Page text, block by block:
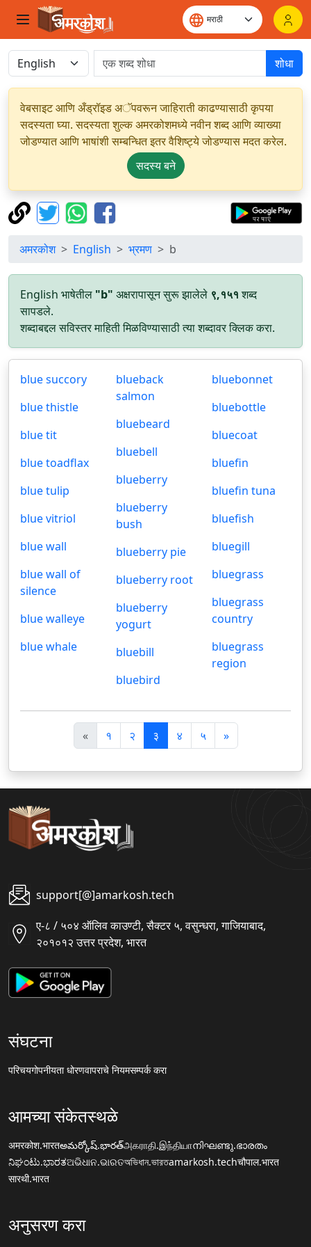
शोधा
वेबसाइट आणि अँड्रॉइड अॅपवरून जाहिराती काढण्यासाठी कृपया
सदस्यता घ्या. सदस्यता शुल्क अमरकोशमध्ये नवीन शब्द आणि व्याख्या
जोडण्यात आणि भाषांशी सम्बन्धित इतर वैशिष्ट्ये जोडण्यास मदत करेल.
सदस्य बने
अमरकोश English भ्रमण b
English भाषेतील "b" अक्षरापासून सुरू झालेले ९,१५१शब्द
सापडले.
शब्दाबद्दल सविस्तर माहिती मिळविण्यासाठी त्या शब्दावर क्लिक करा.
blue succory
blue thistle
blue tit
blue toadflax
blue tulip
blue vitriol
blue wall
blue wall of
silence
blue walleye
blue whale
blueback
salmon
bluebeard
bluebell
blueberry
blueberry
bush
blueberry pie
blueberry root
blueberry
yogurt
bluebill
bluebird
bluebonnet
bluebottle
bluecoat
bluefin
bluefin tuna
bluefish
bluegill
bluegrass
bluegrass
country
bluegrass
region
«पि
छ
ला
१ २ ३ ४ ५ »अ
ग
ला
support[@]amarkosh.tech
ए-८ / ५०४ ऑलिव काउण्टी, सैक्टर ५, वसुन्धरा, गाजियाबाद,
२०१०१२ उत्तर प्रदेश, भारत
संघटना
परिचयगोपनीयता धोरणवापराचे नियमसम्पर्क करा
आमच्या संकेतस्थळे
अमरकोश.भारतఅమర్కోష్.భారత్அகராதி.இந்தியாനിഘണ്ടു.ഭാരതം
ನಿಘಂಟು.ಭಾರತଅଭିଧାନ.ଭାରତঅভিধান.ভারতamarkosh.techचौपाल.भारत
सारथी.भारत
अनुसरण करा